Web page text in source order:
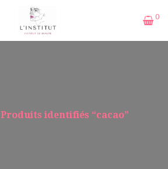
0
Produits identifiés “cacao”